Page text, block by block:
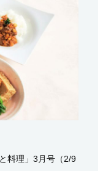
料理」3月号（2/9